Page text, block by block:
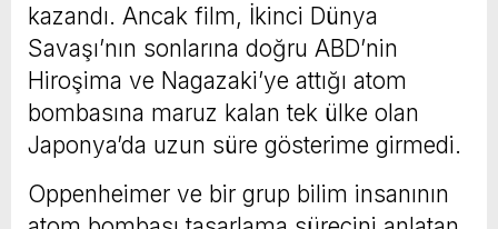
kazandı. Ancak film, İkinci Dünya
Savaşı’nın sonlarına doğru ABD’nin
Hiroşima ve Nagazaki’ye attığı atom
bombasına maruz kalan tek ülke olan
Japonya’da uzun süre gösterime girmedi.
Oppenheimer ve bir grup bilim insanının